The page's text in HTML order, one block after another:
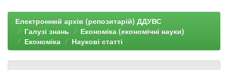
Електронний архів (репозитарій) ДДУВС
Галузі знань
Економіка (економічні науки)
Економіка
Наукові статті